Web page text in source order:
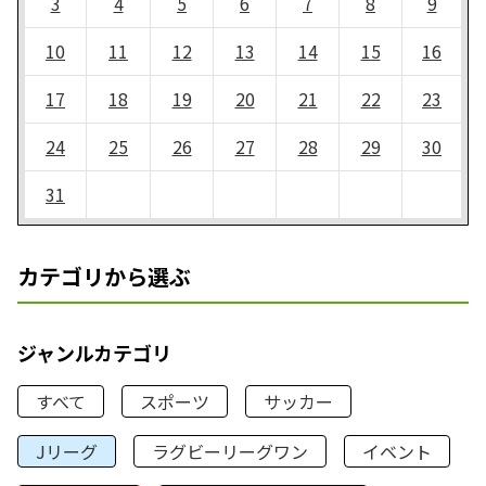
10
11 12 13 14 15
16
17
18 19 20 21 22
23
24
25 26 27 28 29
30
31
カテゴリから選ぶ
ジャンルカテゴリ
すべて スポーツ
サッカー
Jリーグ
ラグビーリーグワン
イベント